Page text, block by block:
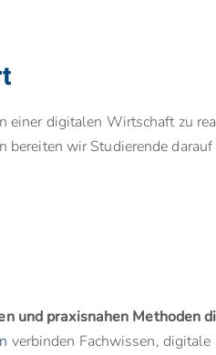
digitalen Wirtschaft zu
wir Studierende darauf
und praxisnahen Methoden
verbinden Fachwissen,